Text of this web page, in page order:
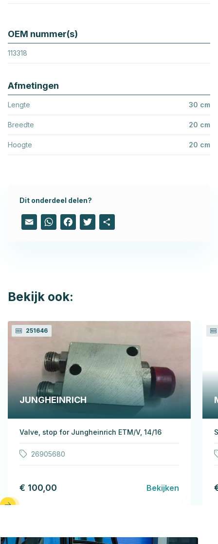
OEM nummer(s)
113318
Afmetingen
Lengte 30 cm
Breedte 20 cm
Hoogte 20 cm
Dit onderdeel delen?
Email WhatsAppFacebook
Twitter
Bekijk ook:
251646
JUNGHEINRICH
Valve, stop for Jungheinrich ETM/V, 14/16
26905680
€ 100,00 Bekijken